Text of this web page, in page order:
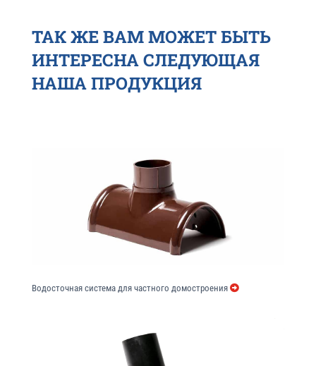
ТАК ЖЕ ВАМ МОЖЕТ БЫТЬ
ИНТЕРЕСНА СЛЕДУЮЩАЯ
НАША ПРОДУКЦИЯ
Водосточная система для частного домостроения